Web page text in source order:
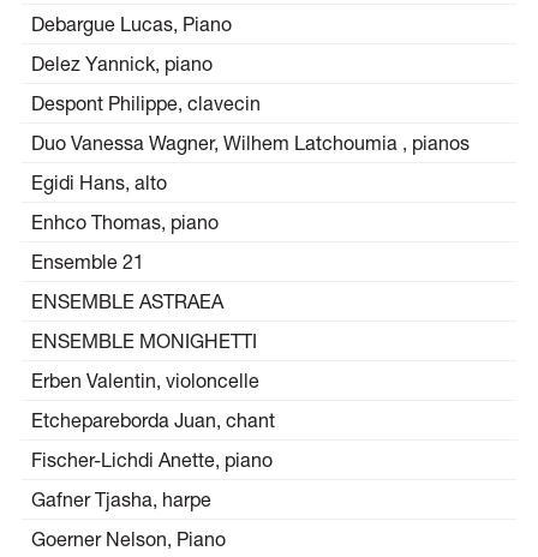
Debargue Lucas, Piano
Delez Yannick, piano
Despont Philippe, clavecin
Duo Vanessa Wagner, Wilhem Latchoumia , pianos
Egidi Hans, alto
Enhco Thomas, piano
Ensemble 21
ENSEMBLE ASTRAEA
ENSEMBLE MONIGHETTI
Erben Valentin, violoncelle
Etchepareborda Juan, chant
Fischer-Lichdi Anette, piano
Gafner Tjasha, harpe
Goerner Nelson, Piano